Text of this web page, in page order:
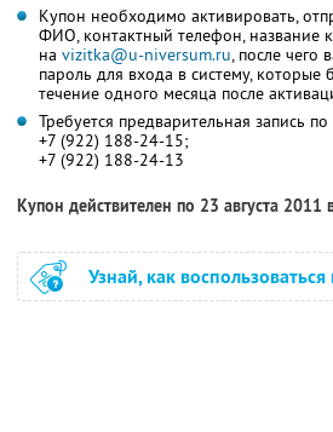
Купон необходимо активировать,
ФИО, контактный телефон, название
на vizitka@u-niversum.ru, после чего
пароль для входа в систему, которые
течение одного месяца после
Требуется предварительная запись по
+7 (922) 188-24-15;
+7 (922) 188-24-13
Купон действителен по 23 августа 2011
Узнай, как